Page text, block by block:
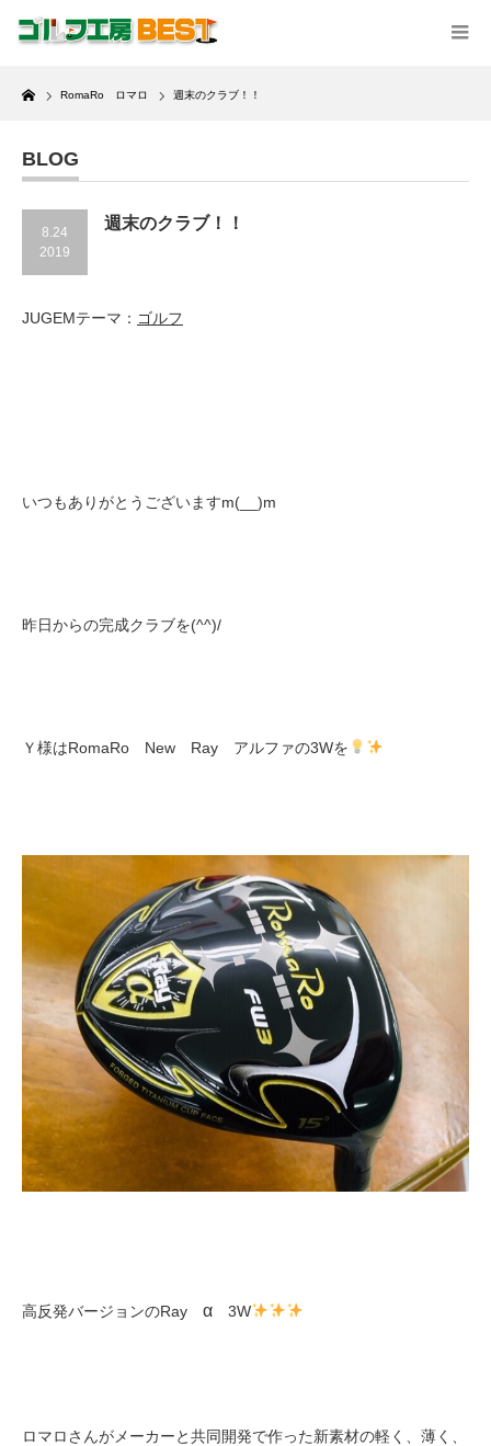
Home
RomaRo ロマロ 週末のクラブ！！
BLOG
8.24
2019
週末のクラブ！！
JUGEMテーマ： ゴルフ
いつもありがとうございますm(__)m
昨日からの完成クラブを(^^)/
Ｙ様はRomaRo New Ray アルファの3Wを
高反発バージョンのRay α 3W
ロマロさんがメーカーと共同開発で作った新素材の軽く、薄く、